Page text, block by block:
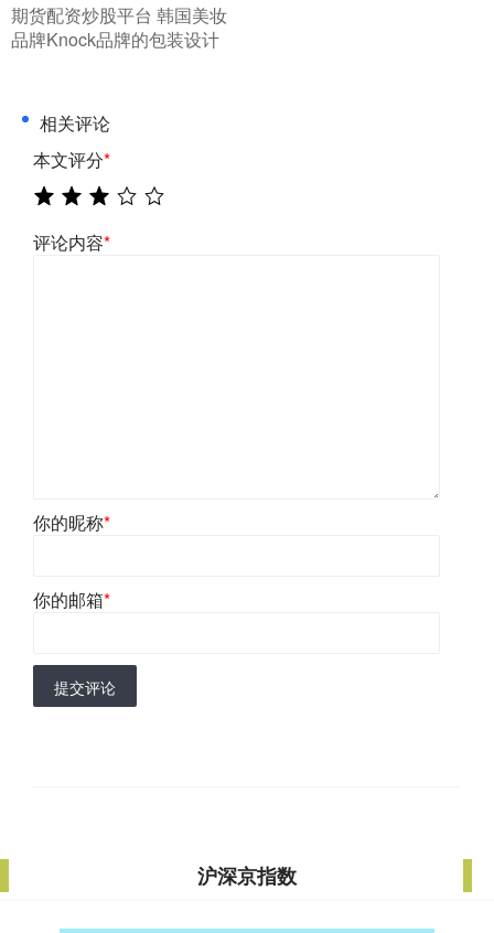
​期货配资炒股平台 韩国美妆
品牌Knock品牌的包装设计
相关评论
本文评分*
评论内容*
你的昵称*
你的邮箱*
提交评论
沪深京指数